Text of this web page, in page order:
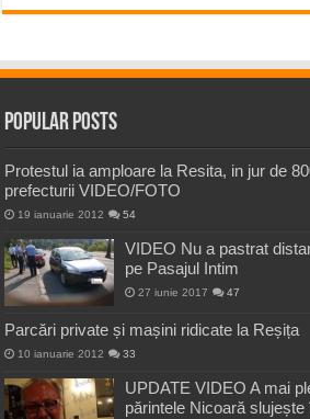
Popular Posts
Protestul ia amploare la Resita, in jur de
prefecturii VIDEO/FOTO
19 ianuarie 2012 54
VIDEO Nu a pastrat
pe Pasajul Intim
27 iunie 2017 47
Parcări private și mașini ridicate la Reșița
10 ianuarie 2012 33
UPDATE VIDEO A mai
părintele Nicoară slujește